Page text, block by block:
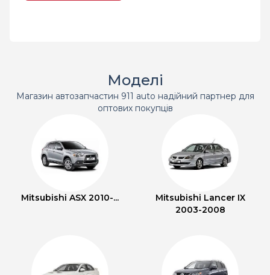
Моделі
Магазин автозапчастин 911 auto надійний партнер для
оптових покупців
Mitsubishi ASX 2010-...
Mitsubishi Lancer IX
2003-2008